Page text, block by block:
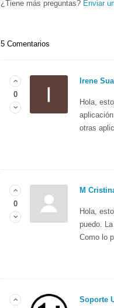
¿Tiene más preguntas? Enviar
5 Comentarios
0
Irene
Hola,
otras
0
M
Hola,
puedo.
Como lo
Soporte